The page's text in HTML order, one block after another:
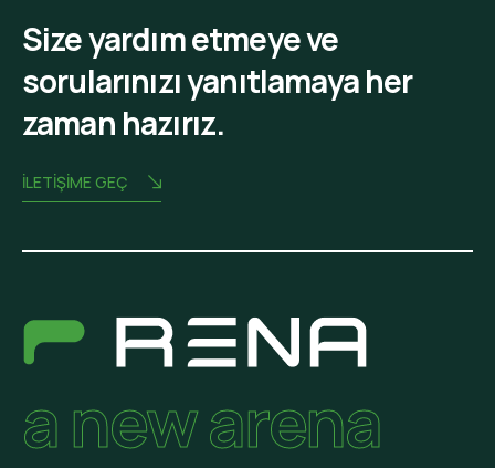
Size yardım etmeye ve
sorularınızı yanıtlamaya her
zaman hazırız.
İLETIŞIME GEÇ
a new arena